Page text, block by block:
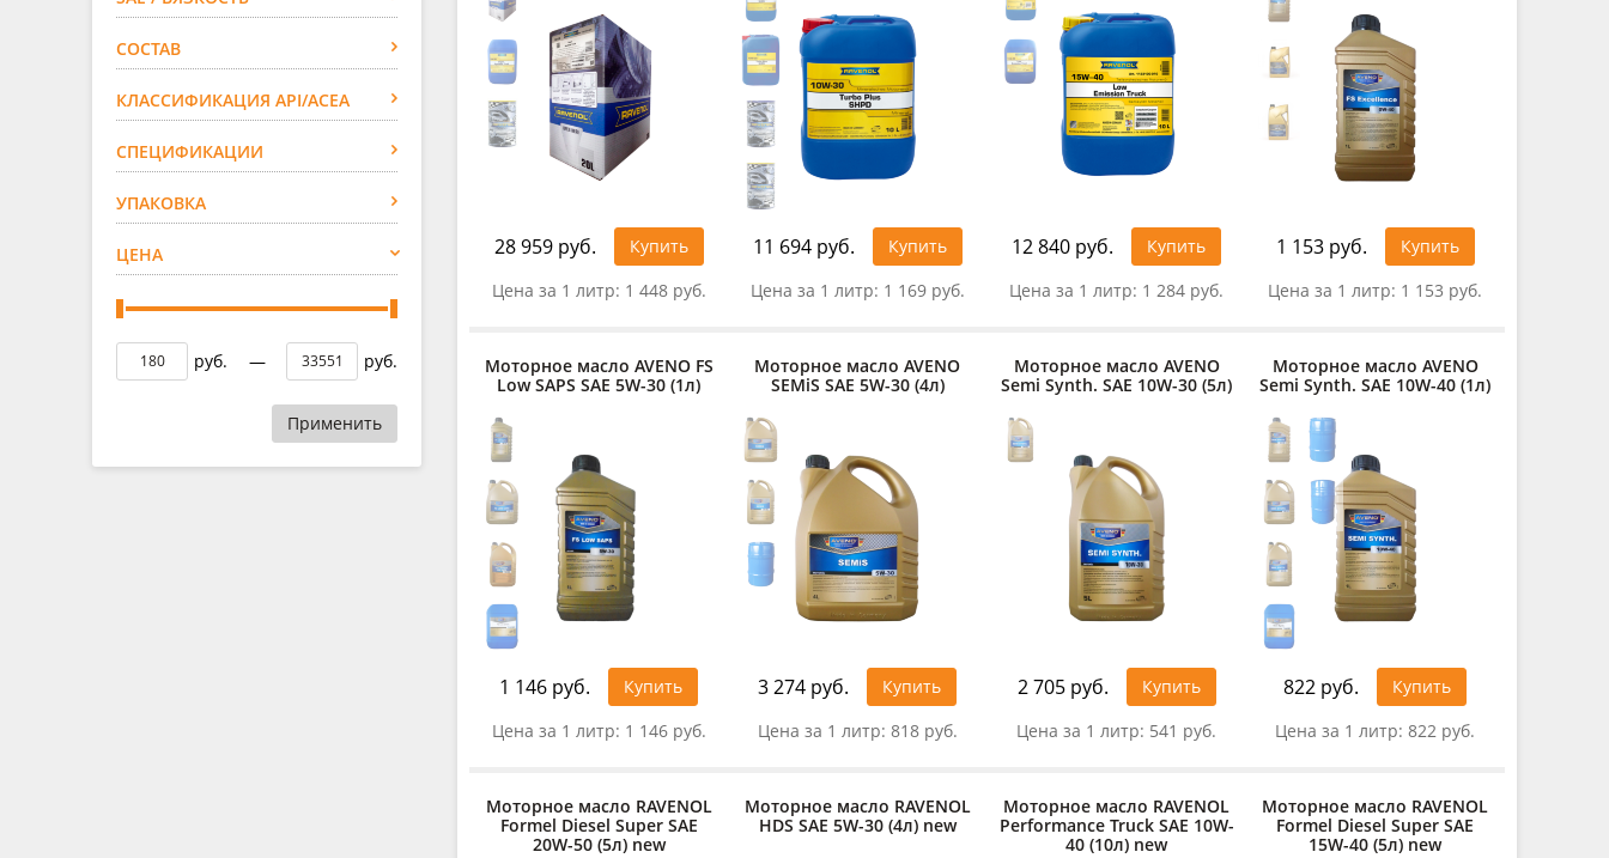
СОСТАВ
КЛАССИФИКАЦИЯ API/ACEA
СПЕЦИФИКАЦИИ
УПАКОВКА
ЦЕНА
руб. — руб.
Применить
28 959 руб.
Купить
Цена за 1 литр: 1 448 руб.
11 694 руб.
Купить
Цена за 1 литр: 1 169 руб.
12 840 руб.
Купить
Цена за 1 литр: 1 284 руб.
1 153 руб.
Купить
Цена за 1 литр: 1 153 руб.
Моторное масло AVENO FS
Low SAPS SAE 5W-30 (1л)
1 146 руб.
Купить
Цена за 1 литр: 1 146 руб.
Моторное масло AVENO
SEMiS SAE 5W-30 (4л)
3 274 руб.
Купить
Цена за 1 литр: 818 руб.
Моторное масло AVENO
Semi Synth. SAE 10W-30 (5л)
2 705 руб.
Купить
Цена за 1 литр: 541 руб.
Моторное масло AVENO
Semi Synth. SAE 10W-40 (1л)
822 руб.
Купить
Цена за 1 литр:822 руб.
Моторное масло RAVENOL
Formel Diesel Super SAE
20W-50 (5л) new
Моторное масло RAVENOL
HDS SAE 5W-30 (4л) new
Моторное масло RAVENOL
Performance Truck SAE 10W-
40 (10л) new
Моторное масло RAVENOL
Formel Diesel Super SAE
15W-40 (5л) new